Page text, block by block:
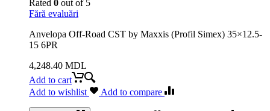
Rated 0 out of 5
Fără evaluări
Anvelopa Off-Road CST by Maxxis (Profil Simex) 35×12.5-
15 6PR
4,248.40 MDL
Add to cart
Add to wishlist
Add to compare